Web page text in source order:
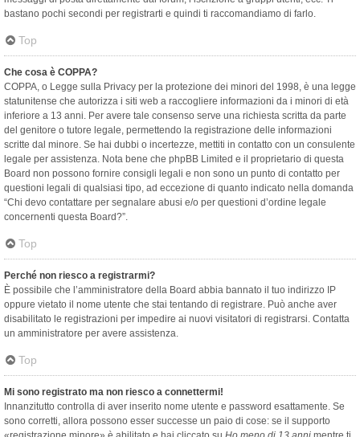
bastano pochi secondi per registrarti e quindi ti raccomandiamo di farlo.
Top
Che cosa è COPPA?
COPPA, o Legge sulla Privacy per la protezione dei minori del 1998, è una legge
statunitense che autorizza i siti web a raccogliere informazioni da i minori di età
inferiore a 13 anni. Per avere tale consenso serve una richiesta scritta da parte
del genitore o tutore legale, permettendo la registrazione delle informazioni
scritte dal minore. Se hai dubbi o incertezze, mettiti in contatto con un consulente
legale per assistenza. Nota bene che phpBB Limited e il proprietario di questa
Board non possono fornire consigli legali e non sono un punto di contatto per
questioni legali di qualsiasi tipo, ad eccezione di quanto indicato nella domanda
“Chi devo contattare per segnalare abusi e/o per questioni d’ordine legale
concernenti questa Board?”.
Top
Perché non riesco a registrarmi?
È possibile che l’amministratore della Board abbia bannato il tuo indirizzo IP
oppure vietato il nome utente che stai tentando di registrare. Può anche aver
disabilitato le registrazioni per impedire ai nuovi visitatori di registrarsi. Contatta
un amministratore per avere assistenza.
Top
Mi sono registrato ma non riesco a connettermi!
Innanzitutto controlla di aver inserito nome utente e password esattamente. Se
sono corretti, allora possono esser successe un paio di cose: se il supporto